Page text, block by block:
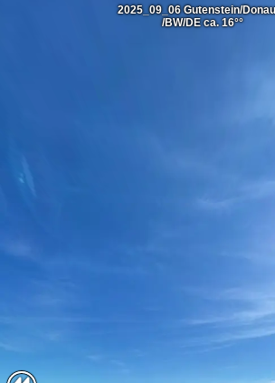
2025_09_06 Gutenstein/
/BW/DE ca. 16°°